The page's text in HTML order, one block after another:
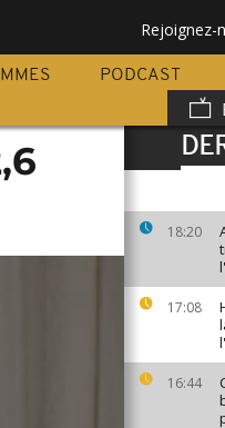
Rejoignez-
PODCAST
18:20
17:08
16:44